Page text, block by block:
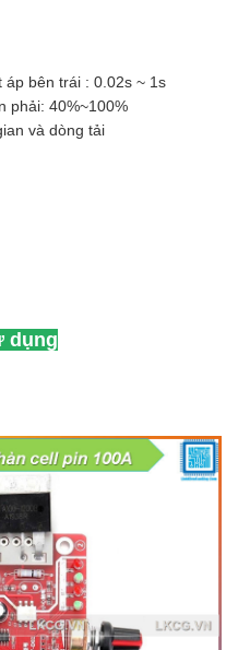
bên trái : 0.02s ~ 1s
phải: 40%~100%
và dòng tải
dụng